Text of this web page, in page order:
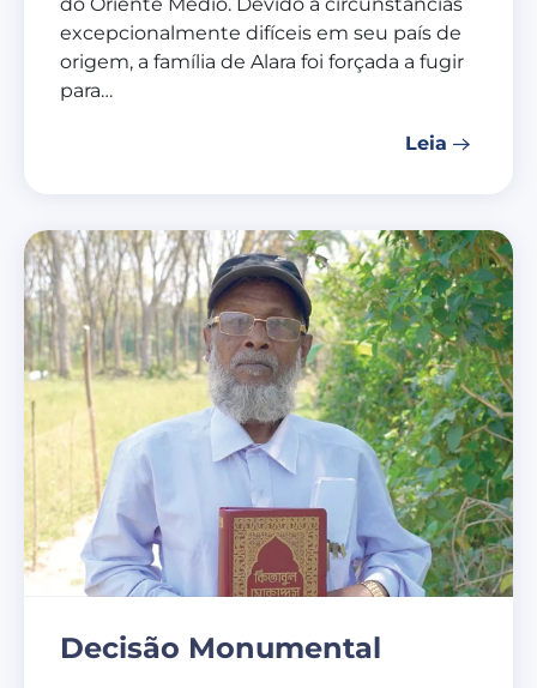
excepcionalmente difíceis em seu país de
origem, a família de Alara foi forçada a fugir
para…
Leia
Decisão Monumental